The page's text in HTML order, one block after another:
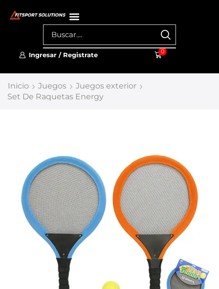
Ingresar / Registrate 0
Inicio Juegos
Juegos exterior
Set De Raquetas Energy